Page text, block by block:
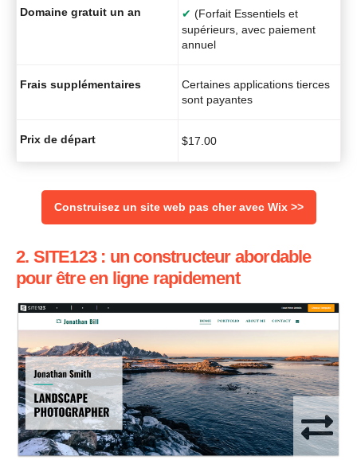
Domaine gratuit un an ✔ (Forfait Essentiels et
supérieurs, avec paiement
annuel
Frais supplémentaires
Certaines applications tierces
sont payantes
Prix de départ $17.00
Construisez un site web pas cher avec Wix >>
2. SITE123 : un constructeur abordable
pour être en ligne rapidement